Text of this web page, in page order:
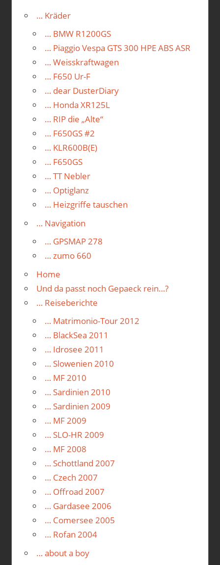
… Kräder
… BMW R1200GS
… Piaggio Vespa GTS 300 HPE ABS ASR
… Weisskraftwagen
… F650 Ur-F
… dear DusterDiary
… Honda XR125L
… RIP die „Alte“
… F650GS #2
… KLR600B(E)
… F650GS
… TT Nebler
… Optiglanz
… Heizgriffe tauschen
… Navigation
… GPSMAP 278
… zumo 660
Home
Und da passt noch Gepaeck rein…?
… Reiseberichte
… Matrimonio-Tour 2012
… BlackSea 2011
… Idrosee 2011
… Slowenien 2010
… MF 2010
… Sardinien 2010
… Sardinien 2009
… MF 2009
… SLO-HR 2009
… MF 2008
… Schottland 2007
… Czech 2007
… Offroad 2007
… Gardasee 2006
… Comersee 2005
… Rofan 2004
… about a boy